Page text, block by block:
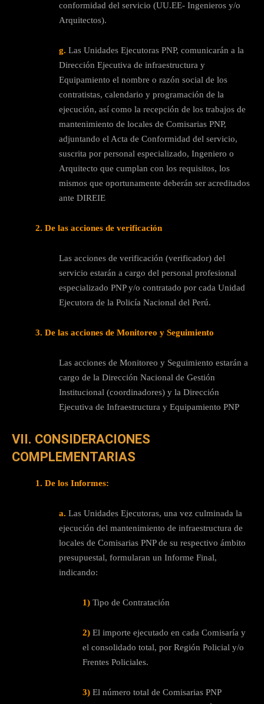
conformidad del servicio (UU.EE- Ingenieros y/o
Arquitectos).
g. Las Unidades Ejecutoras PNP, comunicarán a la
Dirección Ejecutiva de infraestructura y
Equipamiento el nombre o razón social de los
contratistas, calendario y programación de la
ejecución, así como la recepción de los trabajos de
mantenimiento de locales de Comisarias PNP,
adjuntando el Acta de Conformidad del servicio,
suscrita por personal especializado, Ingeniero o
Arquitecto que cumplan con los requisitos, los
mismos que oportunamente deberán ser acreditados
ante DIREIE
2. De las acciones de verificación
Las acciones de verificación (verificador) del
servicio estarán a cargo del personal profesional
especializado PNP y/o contratado por cada Unidad
Ejecutora de la Policía Nacional del Perú.
3. De las acciones de Monitoreo y Seguimiento
Las acciones de Monitoreo y Seguimiento estarán a
cargo de la Dirección Nacional de Gestión
Institucional (coordinadores) y la Dirección
Ejecutiva de Infraestructura y Equipamiento PNP
VII. CONSIDERACIONES
COMPLEMENTARIAS
1. De los Informes:
a. Las Unidades Ejecutoras, una vez culminada la
ejecución del mantenimiento de infraestructura de
locales de Comisarias PNP de su respectivo ámbito
presupuestal, formularan un Informe Final,
indicando:
1) Tipo de Contratación
2) El importe ejecutado en cada Comisaría y
el consolidado total, por Región Policial y/o
Frentes Policiales.
3) El número total de Comisarias PNP